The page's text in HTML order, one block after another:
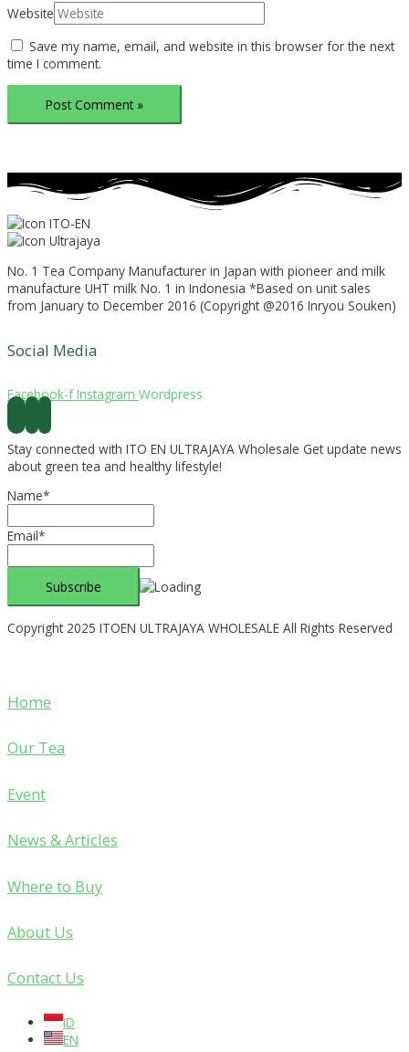
Website
Save my name, email, and website in this browser for the next
time I comment.
No. 1 Tea Company Manufacturer in Japan with pioneer and milk
manufacture UHT milk No. 1 in Indonesia *Based on unit sales
from January to December 2016 (Copyright @2016 Inryou Souken)
Social Media
Facebook-f Instagram Wordpress
Stay connected with ITO EN ULTRAJAYA Wholesale Get update news
about green tea and healthy lifestyle!
Name*
Email*
Copyright 2025 ITOEN ULTRAJAYA WHOLESALE All Rights Reserved
Home
Our Tea
Event
News & Articles
Where to Buy
About Us
Contact Us
ID
EN